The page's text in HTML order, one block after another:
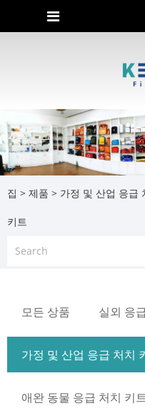
집 > 제품 > 가정 및 산업 응급
키트
모든 상품 실외 응
가정 및 산업 응급 처치
애완 동물 응급 처치 키